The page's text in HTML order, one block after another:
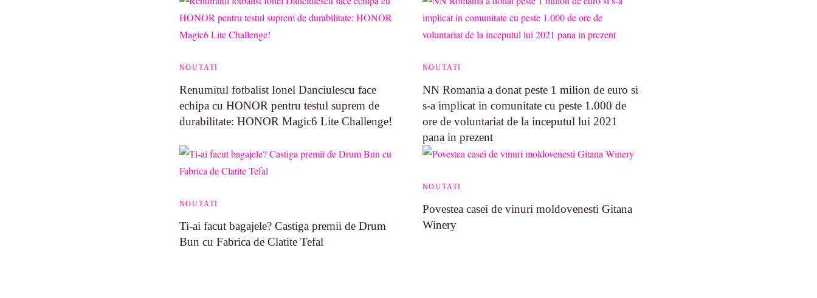
NOUTATI
Renumitul fotbalist Ionel Danciulescu face
echipa cu HONOR pentru testul suprem de
durabilitate: HONOR Magic6 Lite Challenge!
NOUTATI
NN Romania a donat peste 1 milion de euro si
s-a implicat in comunitate cu peste 1.000 de
ore de voluntariat de la inceputul lui 2021
pana in prezent
NOUTATI
Ti-ai facut bagajele? Castiga premii de Drum
Bun cu Fabrica de Clatite Tefal
NOUTATI
Povestea casei de vinuri moldovenesti Gitana
Winery